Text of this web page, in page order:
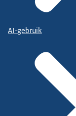
AI-gebruik